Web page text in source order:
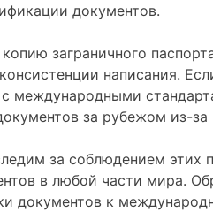
документов.
заграничного
написания.
международными
за рубежом из-за
за соблюдением этих
в любой части мира.
документов к